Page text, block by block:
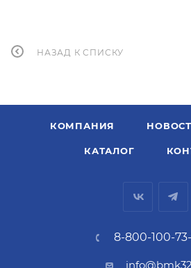
НАЗАД К СПИСКУ
КОМПАНИЯ
КАТАЛОГ
8-800-100-